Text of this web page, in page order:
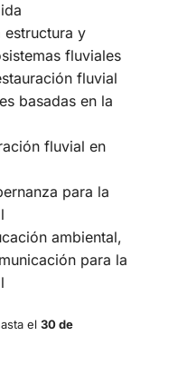
estructura y
fluviales
fluvial
basadas en la
fluvial en
para la
ambiental,
para la
el 30 de